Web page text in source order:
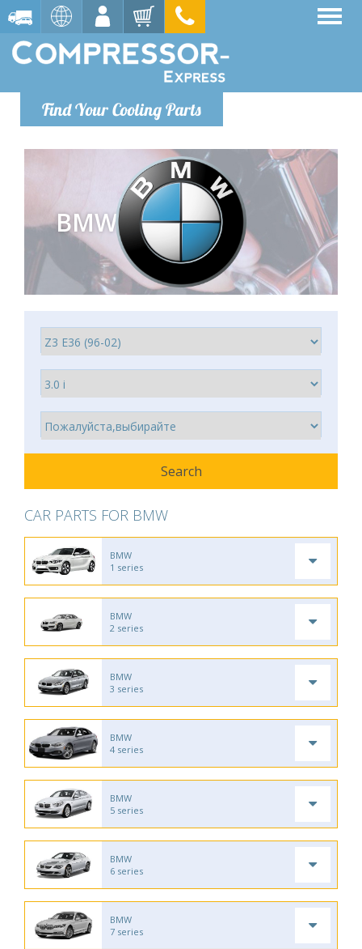
Find Your Cooling Parts
BMW
CAR PARTS FOR BMW
BMW
1 series
BMW
2 series
BMW
3 series
BMW
4 series
BMW
5 series
BMW
6 series
BMW
7 series